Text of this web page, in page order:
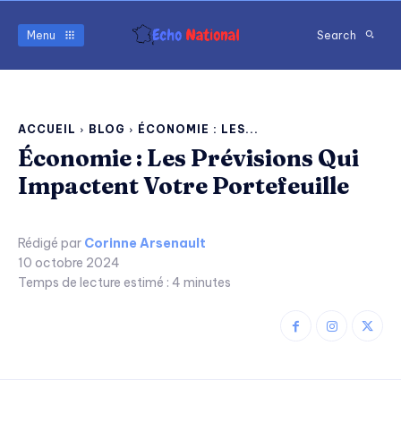
Menu Search
ACCUEIL BLOG ÉCONOMIE : LES...
Économie : Les Prévisions Qui
Impactent Votre Portefeuille
Rédigé par Corinne Arsenault
10 octobre 2024
Temps de lecture estimé : 4 minutes